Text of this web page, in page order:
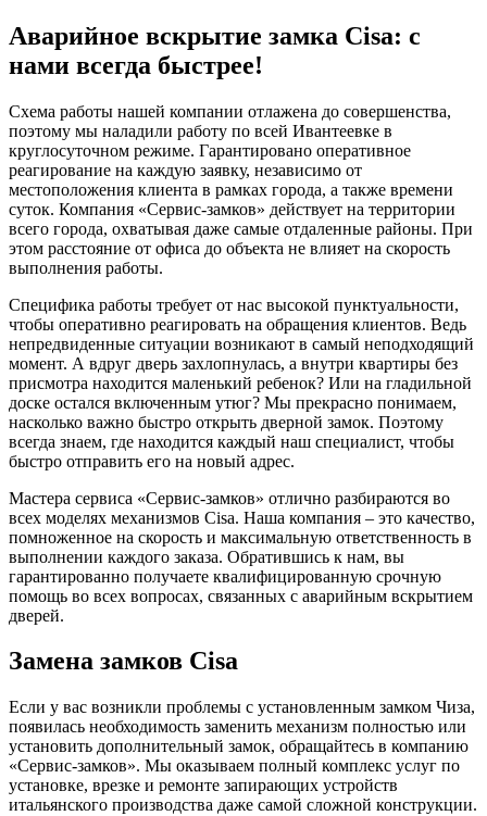
Аварийное вскрытие замка Cisa: с
нами всегда быстрее!
Схема работы нашей компании отлажена до совершенства,
поэтому мы наладили работу по всей Ивантеевке в
круглосуточном режиме. Гарантировано оперативное
реагирование на каждую заявку, независимо от
местоположения клиента в рамках города, а также времени
суток. Компания «Сервис-замков» действует на территории
всего города, охватывая даже самые отдаленные районы. При
этом расстояние от офиса до объекта не влияет на скорость
выполнения работы.
Специфика работы требует от нас высокой пунктуальности,
чтобы оперативно реагировать на обращения клиентов. Ведь
непредвиденные ситуации возникают в самый неподходящий
момент. А вдруг дверь захлопнулась, а внутри квартиры без
присмотра находится маленький ребенок? Или на гладильной
доске остался включенным утюг? Мы прекрасно понимаем,
насколько важно быстро открыть дверной замок. Поэтому
всегда знаем, где находится каждый наш специалист, чтобы
быстро отправить его на новый адрес.
Мастера сервиса «Сервис-замков» отлично разбираются во
всех моделях механизмов Cisa. Наша компания – это качество,
помноженное на скорость и максимальную ответственность в
выполнении каждого заказа. Обратившись к нам, вы
гарантированно получаете квалифицированную срочную
помощь во всех вопросах, связанных с аварийным вскрытием
дверей.
Замена замков Cisa
Если у вас возникли проблемы с установленным замком Чиза,
появилась необходимость заменить механизм полностью или
установить дополнительный замок, обращайтесь в компанию
«Сервис-замков». Мы оказываем полный комплекс услуг по
установке, врезке и ремонте запирающих устройств
итальянского производства даже самой сложной конструкции.